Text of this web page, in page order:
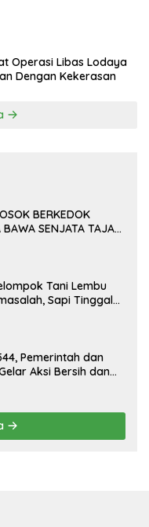
Operasi Libas Lodaya
Dengan Kekerasan
BERKEDOK
SENJATA TAJAM
Tani Lembu
Sapi Tinggal
Pemerintah dan
Aksi Bersih dan